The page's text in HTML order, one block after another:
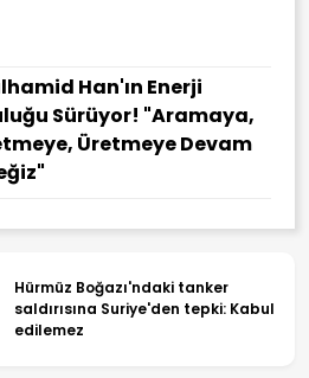
Han'ın Enerji
Sürüyor! "Aramaya,
Üretmeye Devam
Hürmüz Boğazı'ndaki tanker
saldırısına Suriye'den tepki: Kabul
edilemez